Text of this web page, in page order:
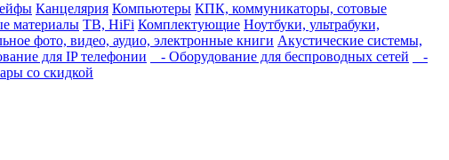
Канцелярия Компьютеры КПК, коммуникаторы, сотовые
материалы ТВ, HiFi Комплектующие Ноутбуки, ультрабуки,
фото, видео, аудио, электронные книги Акустические системы,
для IP телефонии - Оборудование для беспроводных сетей
-
со скидкой